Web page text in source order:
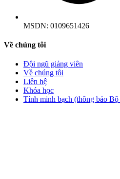
MSDN: 0109651426
Về chúng tôi
Đội ngũ giảng viên
Về chúng tôi
Liên hệ
Khóa học
Tính minh bạch (thông báo